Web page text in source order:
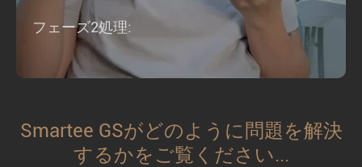
フェーズ2処理:
Smartee GSがどのように問題を解決
するかをご覧ください...